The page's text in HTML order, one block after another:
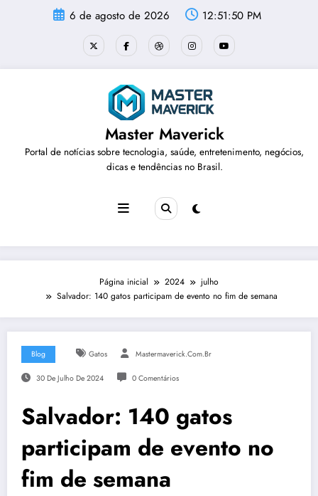
6 de agosto de 2026 12:51:51 PM
Master Maverick
Portal de notícias sobre tecnologia, saúde, entretenimento, negócios,
dicas e tendências no Brasil.
Página inicial 2024
julho
Salvador: 140 gatos participam de evento no fim de semana
Blog Gatos Mastermaverick.com.br
30 De Julho De 2024 0 Comentários
Salvador: 140 gatos
participam de evento no
fim de semana